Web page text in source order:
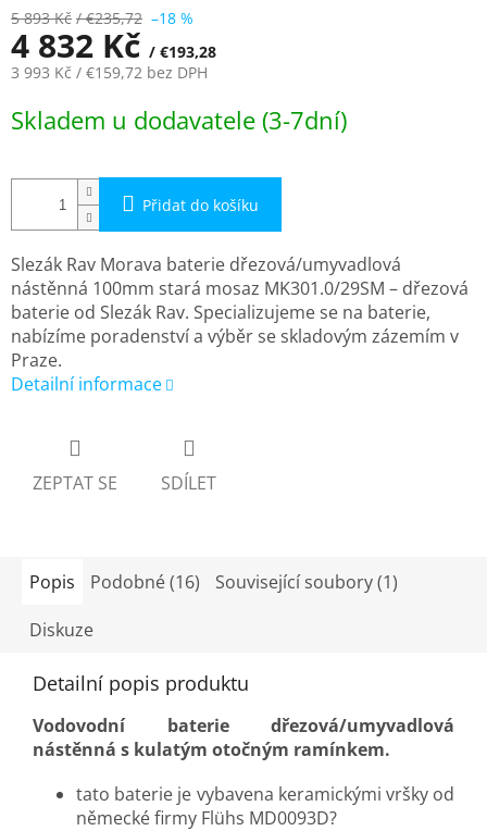
5 893 Kč / €235,72 –18 %
4 832 Kč / €193,28
3 993 Kč / €159,72 bez DPH
cena:
Skladem u dodavatele (3-7dní)
Přidat do košíku
Slezák Rav Morava baterie dřezová/umyvadlová
nástěnná 100mm stará mosaz MK301.0/29SM – dřezová
baterie od Slezák Rav. Specializujeme se na baterie,
nabízíme poradenství a výběr se skladovým zázemím v
Praze.
Detailní informace
ZEPTAT SE SDÍLET
Popis Podobné (16)
Související soubory (1)
Diskuze
Detailní popis produktu
Vodovodní baterie dřezová/umyvadlová
nástěnná s kulatým otočným ramínkem.
tato baterie je vybavena keramickými vršky od
německé firmy Flühs MD0093D?